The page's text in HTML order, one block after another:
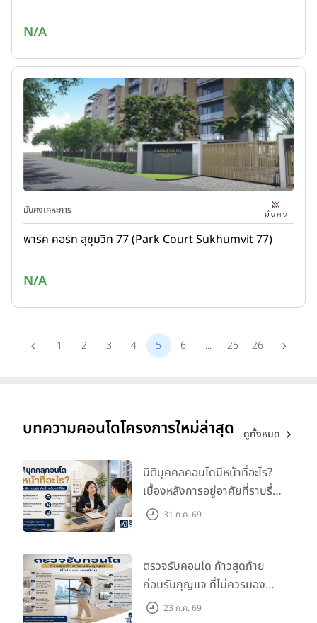
N/A
มั่นคงเคหะการ
พาร์ค คอร์ท สุขุมวิท 77 (Park Court Sukhumvit 77)
N/A
1 2 3 4 5 6 ... 25 26
บทความคอนโดโครงการใหม่ล่าสุด ดูทั้งหมด
นิติบุคคลคอนโดมีหน้าที่อะไร?
เบื้องหลังการอยู่อาศัยที่ราบรื่น
กว่าที่คิด31 ก.ค. 69
ตรวจรับคอนโด ก้าวสุดท้าย
ก่อนรับกุญแจ ที่ไม่ควรมอง
ข้าม 23 ก.ค. 69